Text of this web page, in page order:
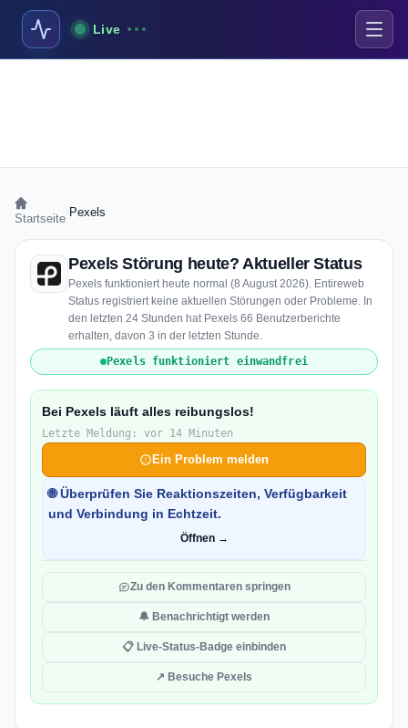
Live
Startseite Pexels
Pexels Störung heute? Aktueller Status
Pexels funktioniert heute normal (8 August 2026). Entireweb
Status registriert keine aktuellen Störungen oder Probleme. In
den letzten 24 Stunden hat Pexels 66 Benutzerberichte
erhalten, davon 3 in der letzten Stunde.
Pexels funktioniert einwandfrei
Bei Pexels läuft alles reibungslos!
Letzte Meldung: vor 14 Minuten
Ein Problem melden
🌐 Überprüfen Sie Reaktionszeiten, Verfügbarkeit
und Verbindung in Echtzeit.
Öffnen →
Zu den Kommentaren springen
🔔 Benachrichtigt werden
📋 Live-Status-Badge einbinden
↗ Besuche Pexels